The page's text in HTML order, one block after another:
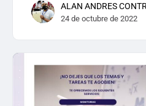
ALAN ANDRES
24 de octubre de 2022